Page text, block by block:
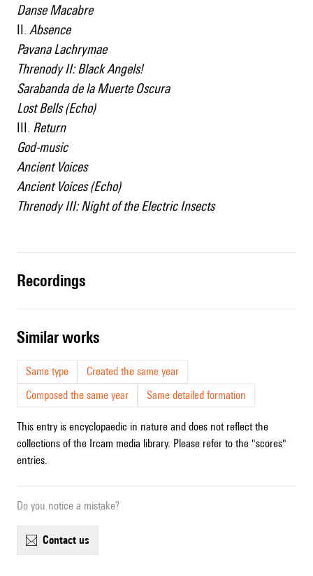
Danse Macabre
II. Absence
Pavana Lachrymae
Threnody II: Black Angels!
Sarabanda de la Muerte Oscura
Lost Bells (Echo)
III. Return
God-music
Ancient Voices
Ancient Voices (Echo)
Threnody III: Night of the Electric Insects
recordings
similar works
Same type
Created the same year
Composed the same year
Same detailed formation
This entry is encyclopaedic in nature and does not reflect the
collections of the Ircam media library. Please refer to the "scores"
entries.
Do you notice a mistake?
contact us